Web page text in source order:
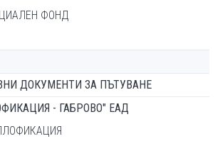
ФОНД
ДОКУМЕНТИ ЗА ПЪТУВАНЕ
- ГАБРОВО" ЕАД